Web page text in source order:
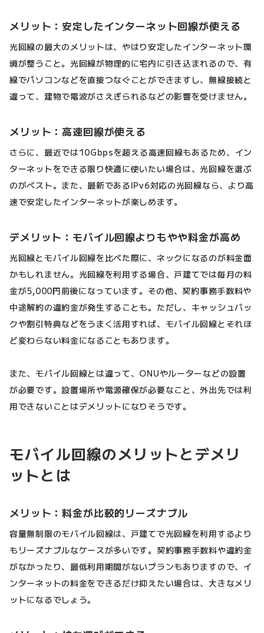
メリット：安定したインターネット回線が使える
光回線の最大のメリットは、やはり安定したインターネット環
境が整うこと。光回線が物理的に宅内に引き込まれるので、有
線でパソコンなどを直接つなぐことができますし、無線接続と
違って、建物で電波がさえぎられるなどの影響を受けません。
メリット：高速回線が使える
さらに、最近では10Gbpsを超える高速回線もあるため、イン
ターネットをできる限り快適に使いたい場合は、光回線を選ぶ
のがベスト。また、最新であるIPv6対応の光回線なら、より高
速で安定したインターネットが楽しめます。
デメリット：モバイル回線よりもやや料金が高め
光回線とモバイル回線を比べた際に、ネックになるのが料金面
かもしれません。光回線を利用する場合、戸建てでは毎月の料
金が5,000円前後になっています。その他、契約事務手数料や
中途解約の違約金が発生することも。ただし、キャッシュバッ
クや割引特典などをうまく活用すれば、モバイル回線とそれほ
ど変わらない料金になることもあります。
また、モバイル回線とは違って、ONUやルーターなどの設置
が必要です。設置場所や電源確保が必要なこと、外出先では利
用できないことはデメリットになりそうです。
モバイル回線のメリットとデメリ
ットとは
メリット：料金が比較的リーズナブル
容量無制限のモバイル回線は、戸建てで光回線を利用するより
もリーズナブルなケースが多いです。契約事務手数料や違約金
がなかったり、最低利用期間がないプランもありますので、イ
ンターネットの料金をできるだけ抑えたい場合は、大きなメリ
ットになるでしょう。